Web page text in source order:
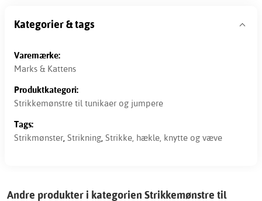
Kategorier & tags
Varemærke:
Marks & Kattens
Produktkategori:
Strikkemønstre til tunikaer og jumpere
Tags:
Strikmønster, Strikning, Strikke, hækle, knytte og væve
Andre produkter i kategorien Strikkemønstre til